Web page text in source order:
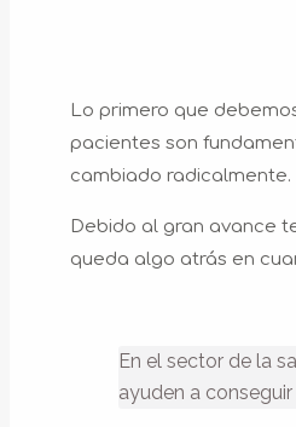
Lo primero que
pacientes son
cambiado radicalmente.
Debido al gran avance
queda algo atrás en
En el sector de la
ayuden a